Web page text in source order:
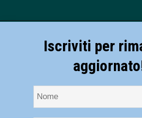
Iscriviti per